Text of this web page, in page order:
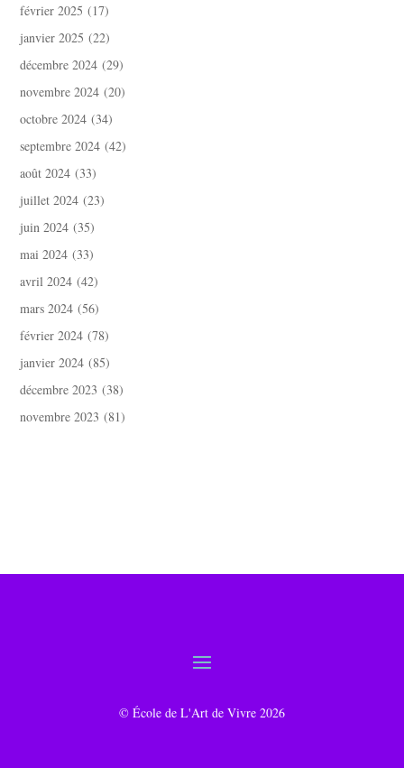
février 2025 (17)
janvier 2025 (22)
décembre 2024 (29)
novembre 2024 (20)
octobre 2024 (34)
septembre 2024 (42)
août 2024 (33)
juillet 2024 (23)
juin 2024 (35)
mai 2024 (33)
avril 2024 (42)
mars 2024 (56)
février 2024 (78)
janvier 2024 (85)
décembre 2023 (38)
novembre 2023 (81)
© École de L'Art de Vivre 2026